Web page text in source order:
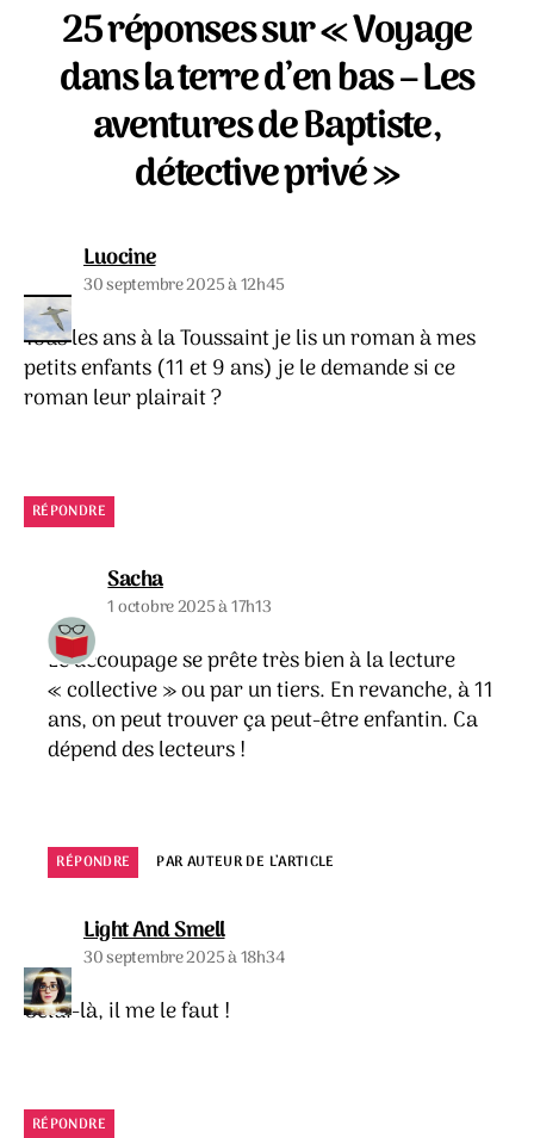
25 réponses sur « Voyage
dans la terre d’en bas – Les
aventures de Baptiste,
détective privé »
Luocinedit :
30 septembre 2025 à 12h45
Tous les ans à la Toussaint je lis un roman à mes
petits enfants (11 et 9 ans) je le demande si ce
roman leur plairait ?
RÉPONDRE
Sachadit :
1 octobre 2025 à 17h13
Le découpage se prête très bien à la lecture
« collective » ou par un tiers. En revanche, à 11
ans, on peut trouver ça peut-être enfantin. Ca
dépend des lecteurs !
RÉPONDRE PAR AUTEUR DE L’ARTICLE
Light And Smelldit :
30 septembre 2025 à 18h34
Celui-là, il me le faut !
RÉPONDRE